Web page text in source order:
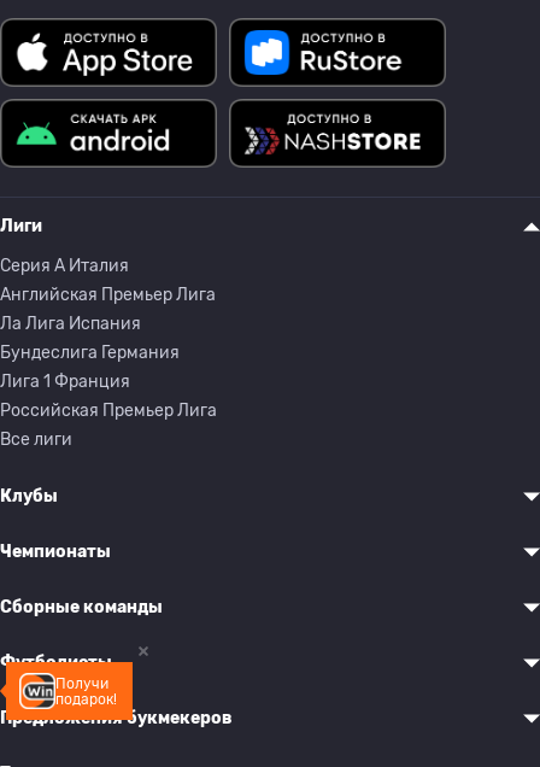
Получи
подарок!
Лиги
Серия A Италия
Английская Премьер Лига
Ла Лига Испания
Бундеслига Германия
Лига 1 Франция
Российская Премьер Лига
Все лиги
Клубы
Чемпионаты
Сборные команды
Футболисты
Предложения букмекеров